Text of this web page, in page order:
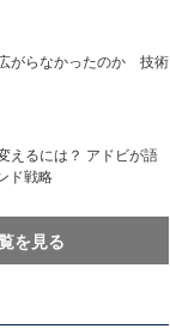
がらなかったのか 技術
えるには？ アドビが語
ド戦略
を見る